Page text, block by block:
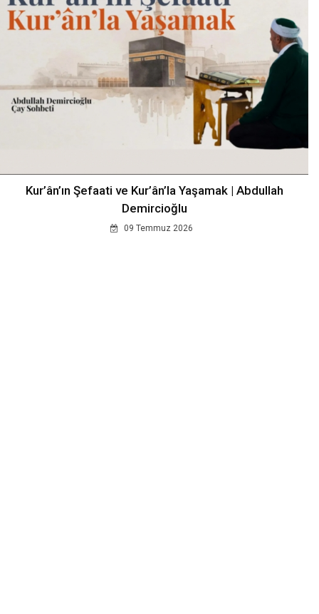
Kur’ân’ın Şefaati ve Kur’ân’la Yaşamak | Abdullah
Demircioğlu
09 Temmuz 2026